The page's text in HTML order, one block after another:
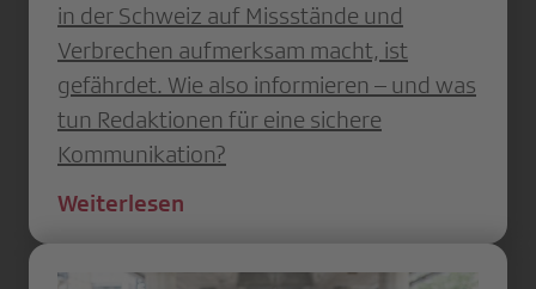
in der Schweiz auf Missstände und
Verbrechen aufmerksam macht, ist
gefährdet. Wie also informieren – und was
tun Redaktionen für eine sichere
Kommunikation?
Weiterlesen